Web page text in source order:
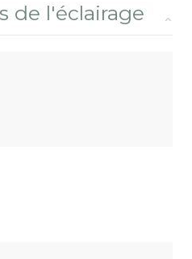
de l'éclairage